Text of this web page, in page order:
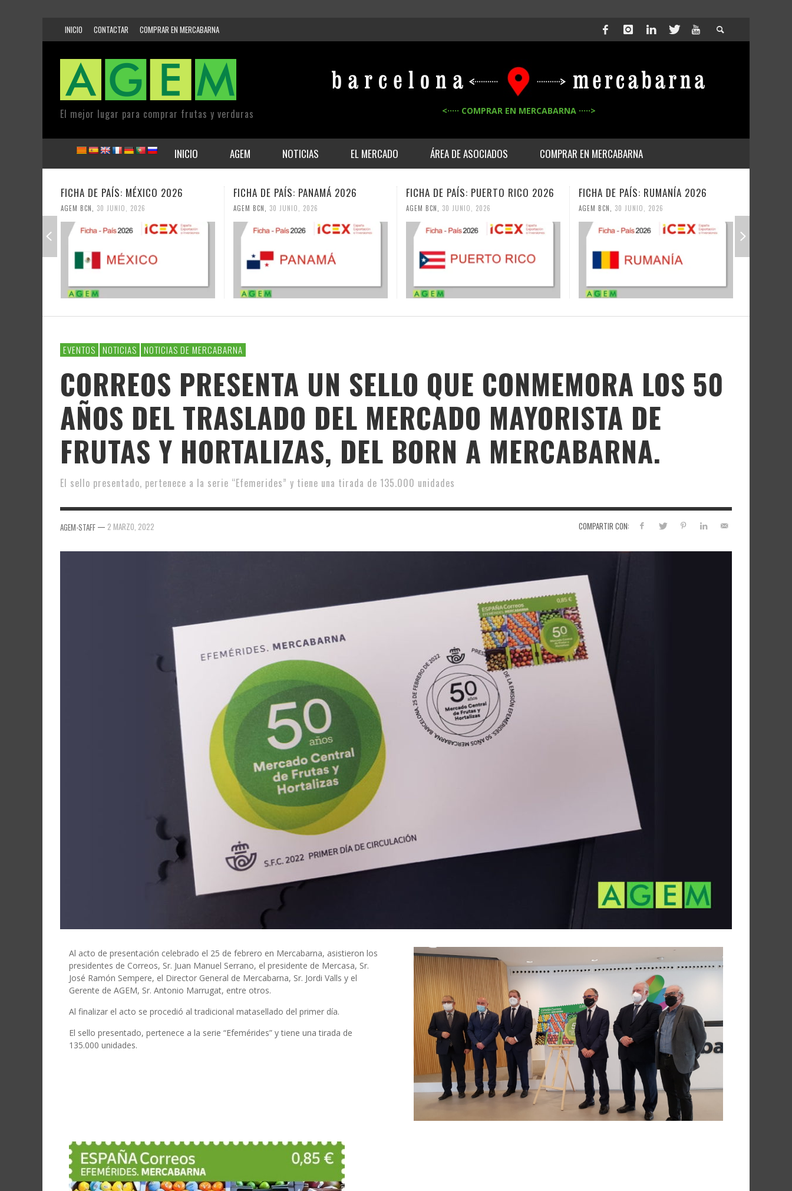
INICIO CONTACTAR COMPRAR EN MERCABARNA
El mejor lugar para comprar frutas y verduras <····· COMPRAR EN MERCABARNA ·····>
INICIO AGEM NOTICIAS EL MERCADO ÁREA DE ASOCIADOS COMPRAR EN MERCABARNA
MÉXICO 2026 FICHA DE PAÍS: PANAMÁ 2026
AGEM BCN
FICHA DE PAÍS: PUERTO RICO 2026
AGEM BCN
FICHA DE PAÍS: RUMANÍA 2026
AGEM BCN
FICHA DE PAÍS: UZBEKISTAN 2026
AGEM BCN
EVENTOS NOTICIAS NOTICIAS DE MERCABARNA
CORREOS PRESENTA UN SELLO QUE CONMEMORA LOS 50
AÑOS DEL TRASLADO DEL MERCADO MAYORISTA DE
FRUTAS Y HORTALIZAS, DEL BORN A MERCABARNA.
El sello presentado, pertenece a la serie “Efemerides” y tiene una tirada de 135.000 unidades
COMPARTIR CON:
AGEM-STAFF — 2 MARZO, 2022
Al acto de presentación celebrado el 25 de febrero en Mercabarna, asistieron los
presidentes de Correos, Sr. Juan Manuel Serrano, el presidente de Mercasa, Sr.
José Ramón Sempere, el Director General de Mercabarna, Sr. Jordi Valls y el
Gerente de AGEM, Sr. Antonio Marrugat, entre otros.
Al finalizar el acto se procedió al tradicional matasellado del primer día.
El sello presentado, pertenece a la serie “Efemérides” y tiene una tirada de
135.000 unidades.